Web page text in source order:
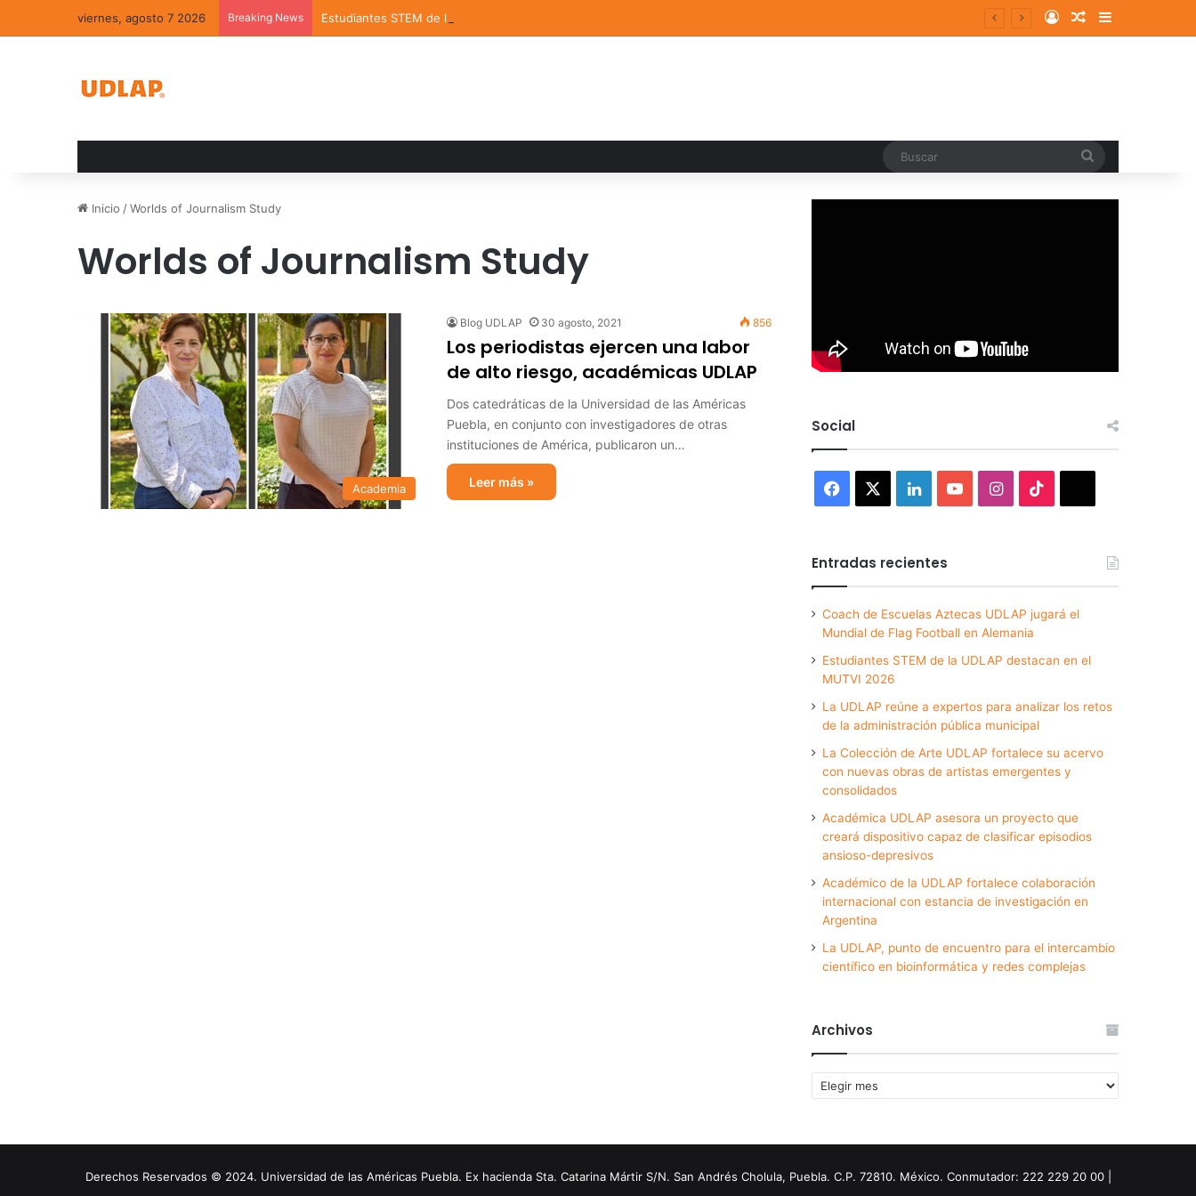
viernes, agosto 7 2026 Breaking News Estudiantes STEM de la UDLAP destacan en el MUTVI 2026 Log InRandom Article
Sidebar
Inicio /Worlds of Journalism Study
Worlds of Journalism Study
Academia
Blog UDLAP 30 agosto, 2021 856
Los periodistas ejercen una labor
de alto riesgo, académicas UDLAP
Dos catedráticas de la Universidad de las Américas
Puebla, en conjunto con investigadores de otras
instituciones de América, publicaron un…
Leer más »
Social
Facebook LinkedInYouTubeInstagram
Entradas recientes
Coach de Escuelas Aztecas UDLAP jugará el
Mundial de Flag Football en Alemania
Estudiantes STEM de la UDLAP destacan en el
MUTVI 2026
La UDLAP reúne a expertos para analizar los retos
de la administración pública municipal
La Colección de Arte UDLAP fortalece su acervo
con nuevas obras de artistas emergentes y
consolidados
Académica UDLAP asesora un proyecto que
creará dispositivo capaz de clasificar episodios
ansioso-depresivos
Académico de la UDLAP fortalece colaboración
internacional con estancia de investigación en
Argentina
La UDLAP, punto de encuentro para el intercambio
científico en bioinformática y redes complejas
Archivos
Archivos
Derechos Reservados © 2024. Universidad de las Américas Puebla. Ex hacienda Sta. Catarina Mártir S/N. San Andrés Cholula, Puebla. C.P. 72810. México. Conmutador: 222 229 20 00 |